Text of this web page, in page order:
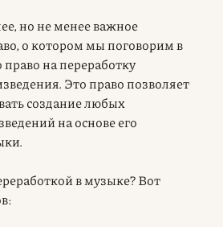
но не менее важное
о котором мы поговорим в
право на переработку
Это право позволяет
создание любых
на основе его
в музыке? Вот